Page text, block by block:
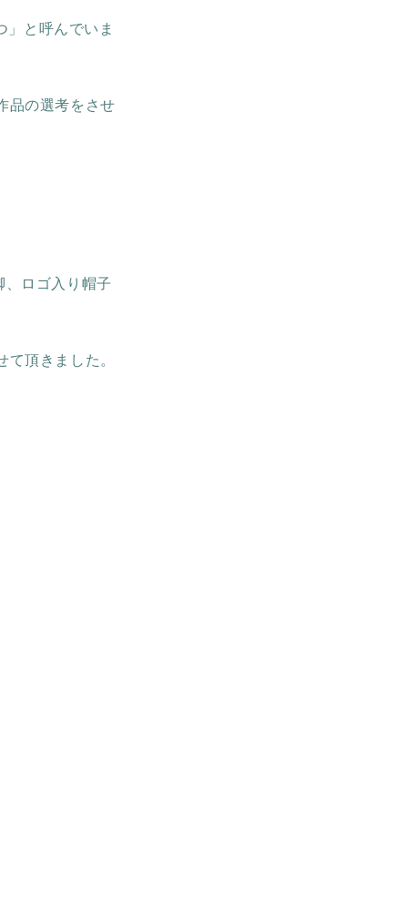
と呼んでいま
品の選考をさせ
、ロゴ入り帽子
頂きました。